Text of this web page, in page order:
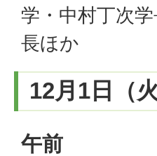
学・中村丁次
長ほか
12月1日（
午前